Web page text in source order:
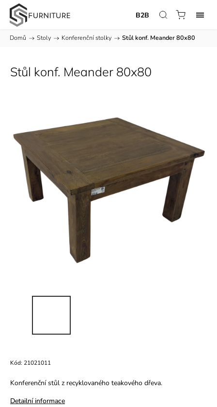
B2B
Domů / Stoly / Konferenční stolky / Stůl konf. Meander 80x80
Stůl konf. Meander 80x80
Kód: 21021011
Konferenční stůl z recyklovaného teakového dřeva.
Detailní informace